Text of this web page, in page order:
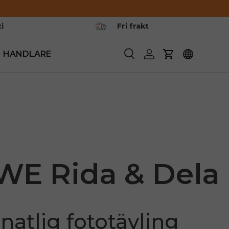
Fri frakt
SökaLogga in
Vagn
HANDLARE
Rida & Dela
fototävling